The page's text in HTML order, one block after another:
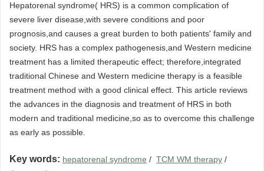
Hepatorenal syndrome( HRS) is a common complication of
severe liver disease,with severe conditions and poor
prognosis,and causes a great burden to both patients' family and
society. HRS has a complex pathogenesis,and Western medicine
treatment has a limited therapeutic effect; therefore,integrated
traditional Chinese and Western medicine therapy is a feasible
treatment method with a good clinical effect. This article reviews
the advances in the diagnosis and treatment of HRS in both
modern and traditional medicine,so as to overcome this challenge
as early as possible.
Key words: hepatorenal syndrome / TCM WM therapy /